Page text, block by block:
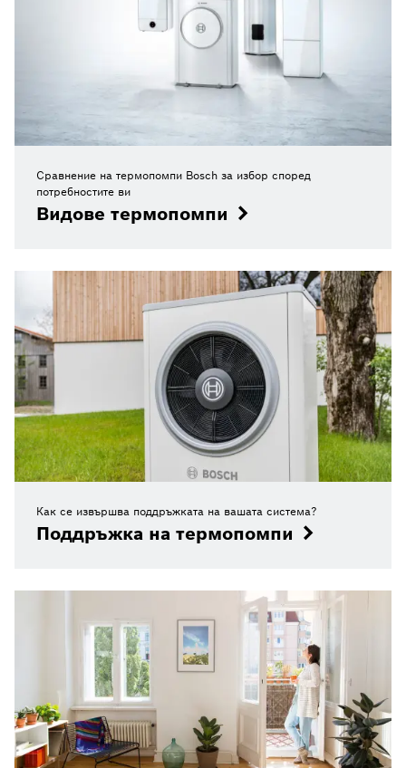
Сравнение на термопомпи Bosch за избор според
потребностите ви
Видове термопомпи
Как се извършва поддръжката на вашата система?
Поддръжка на термопомпи